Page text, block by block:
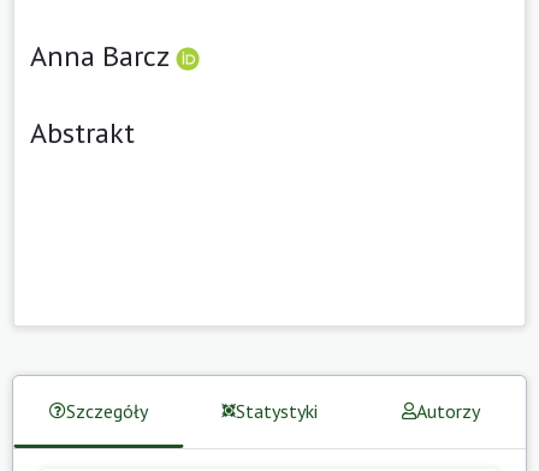
Anna Barcz
Abstrakt
Szczegóły Statystyki Autorzy